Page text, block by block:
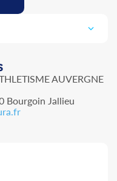
AUVERGNE
Bourgoin Jallieu